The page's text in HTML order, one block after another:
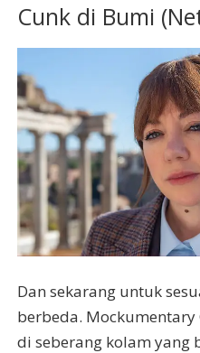
Cunk di Bumi
Dan sekarang untuk
berbeda. Mockumentary
di seberang kolam yang